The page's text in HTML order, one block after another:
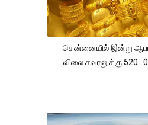
சென்னையில் இன்று
விலை சவரனுக்கு 520.